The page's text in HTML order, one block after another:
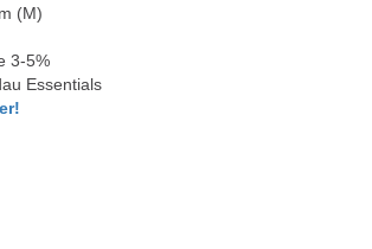
(M)
3-5%
Essentials